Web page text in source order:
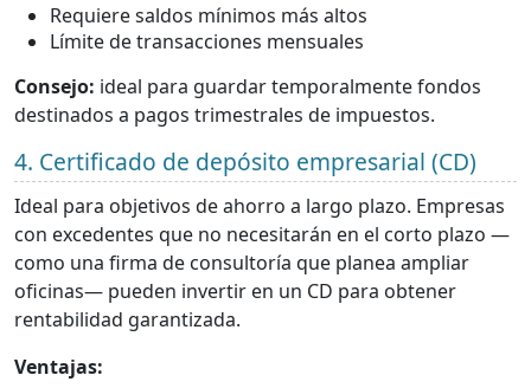
Requiere saldos mínimos más altos
Límite de transacciones mensuales
Consejo: ideal para guardar temporalmente fondos
destinados a pagos trimestrales de impuestos.
4. Certificado de depósito empresarial (CD)
Ideal para objetivos de ahorro a largo plazo. Empresas
con excedentes que no necesitarán en el corto plazo —
como una firma de consultoría que planea ampliar
oficinas— pueden invertir en un CD para obtener
rentabilidad garantizada.
Ventajas: